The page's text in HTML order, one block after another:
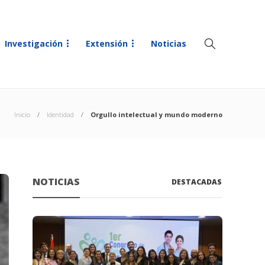
Investigación Extensión Noticias
Inicio Identidad Orgullo intelectual y mundo moderno
NOTICIAS DESTACADAS